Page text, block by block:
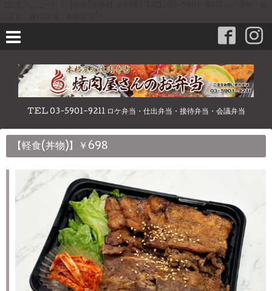
TEL 03-5901-9211 ロケ弁当・仕出弁当・接待弁当・会議弁当
【軽食(丼物)】￥698